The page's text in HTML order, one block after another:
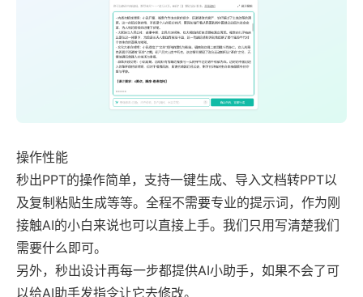
操作性能
秒出PPT的操作简单，支持一键生成、导入文档转PPT以
及复制粘贴生成等等。全程不需要专业的提示词，作为刚
接触AI的小白来说也可以直接上手。我们只用写清楚我们
需要什么即可。
另外，秒出设计再每一步都提供AI小助手，如果不会了可
以给AI助手发指令让它去修改。